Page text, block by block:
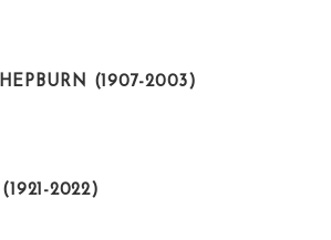
(1907-2003)
2022)